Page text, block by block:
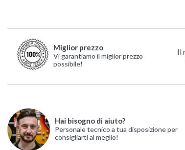
Miglior prezzo
Vi garantiamo il miglior prezzo
possibile!
Il
Hai bisogno di aiuto?
Personale tecnico a tua disposizione per
consigliarti al meglio!